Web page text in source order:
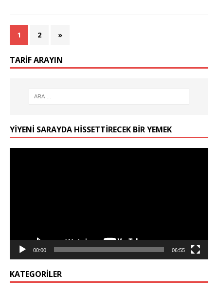
1 2 »
TARIF ARAYIN
YIYENI SARAYDA HISSETTIRECEK BIR YEMEK
00:00 06:55
KATEGORILER